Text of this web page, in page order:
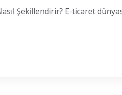
Şekillendirir? E-ticaret